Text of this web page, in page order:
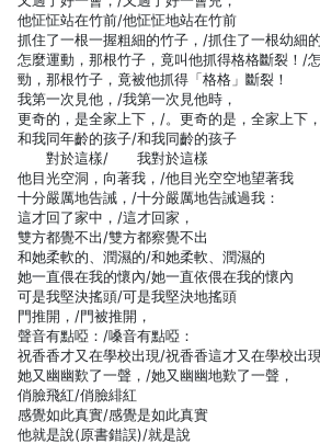
他怔怔站在竹前/他怔怔地站在竹前
抓住了一根一握粗細的竹子，/抓住了一根幼細
怎麼運動，那根竹子，竟叫他抓得格格斷裂！/
勁，那根竹子，竟被他抓得「格格」斷裂！
我第一次見他，/我第一次見他時，
更奇的，是全家上下，/。更奇的是，全家上下，
和我同年齡的孩子/和我同齡的孩子
對於這樣/ 我對於這樣
他目光空洞，向著我，/他目光空空地望著我
十分嚴厲地告誡，/十分嚴厲地告誡過我：
這才回了家中，/這才回家，
雙方都覺不出/雙方都察覺不出
和她柔軟的、潤濕的/和她柔軟、潤濕的
她一直偎在我的懷內/她一直依偎在我的懷內
可是我堅決搖頭/可是我堅決地搖頭
門推開，/門被推開，
聲音有點啞：/嗓音有點啞：
祝香香才又在學校出現/祝香香這才又在學校出現
她又幽幽歎了一聲，/她又幽幽地歎了一聲，
俏臉飛紅/俏臉緋紅
感覺如此真實/感覺是如此真實
他就是說(原書錯誤)/就是說